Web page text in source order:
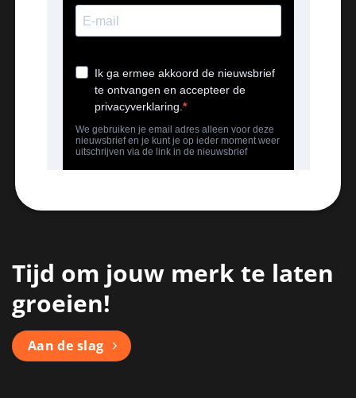
Tijd om jouw merk te laten
groeien!
Aan de slag